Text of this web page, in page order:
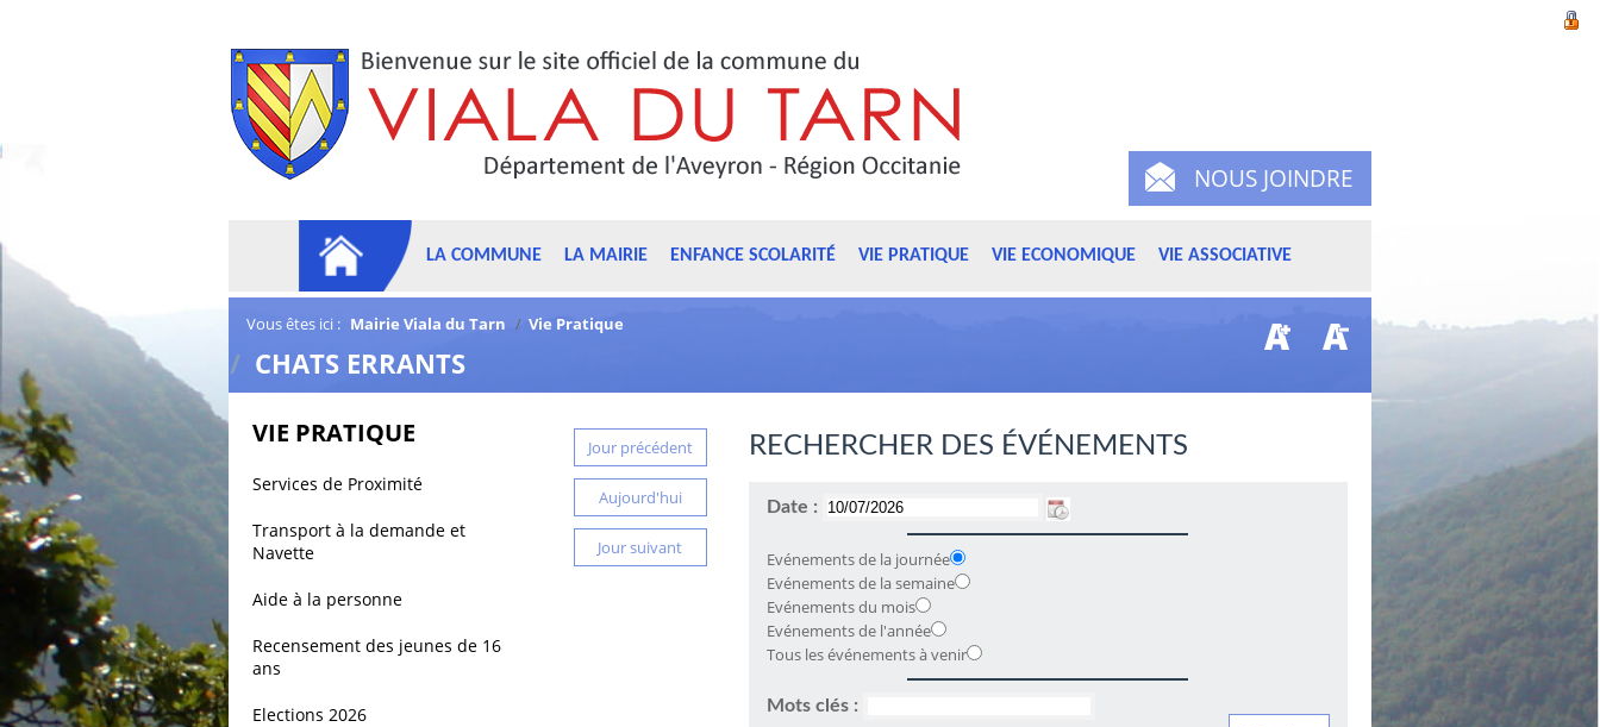
NOUS JOINDRE
LA COMMUNE LA MAIRIE ENFANCE SCOLARITÉ VIE PRATIQUE VIE ECONOMIQUE VIE ASSOCIATIVE
Vous êtes ici : Mairie Viala du Tarn / Vie Pratique
/ CHATS ERRANTS
VIE PRATIQUE
Services de Proximité
Transport à la demande et
Navette
Aide à la personne
Recensement des jeunes de 16
ans
Elections 2026
Jour précédent
Aujourd'hui
Jour suivant
RECHERCHER DES ÉVÉNEMENTS
Date :
Evénements de la journée
Evénements de la semaine
Evénements du mois
Evénements de l'année
Tous les événements à venir
Mots clés :